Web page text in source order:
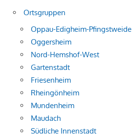
Ortsgruppen
Oppau-Edigheim-Pfingstweide
Oggersheim
Nord-Hemshof-West
Gartenstadt
Friesenheim
Rheingönheim
Mundenheim
Maudach
Südliche Innenstadt